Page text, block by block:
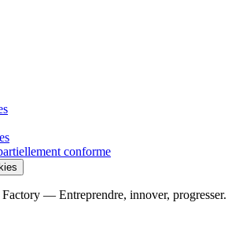
conforme
— Entreprendre, innover, progresser.